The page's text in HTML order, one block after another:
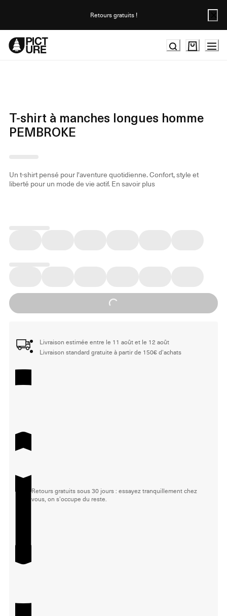
Retours gratuits !
T-shirt à manches longues homme
PEMBROKE
Un t-shirt pensé pour l'aventure quotidienne. Confort, style et
liberté pour un mode de vie actif.En savoir plus
Loading...
Livraison estimée entre le 11 août et le 12 août
Livraison standard gratuite à partir de 150€ d'achats
Retours gratuits sous 30 jours : essayez tranquillement chez
vous, on s'occupe du reste.